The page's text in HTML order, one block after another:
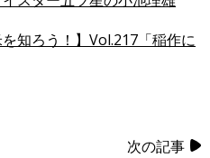
知ろう！】Vol.217「稲作に
次の記事